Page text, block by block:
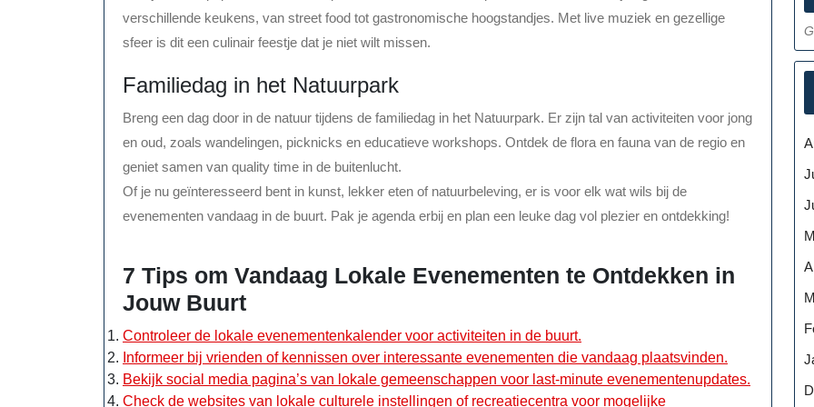
verschillende keukens, van street food tot gastronomische hoogstandjes. Met live muziek en gezellige
sfeer is dit een culinair feestje dat je niet wilt missen.
Familiedag in het Natuurpark
Breng een dag door in de natuur tijdens de familiedag in het Natuurpark. Er zijn tal van activiteiten voor jong
en oud, zoals wandelingen, picknicks en educatieve workshops. Ontdek de flora en fauna van de regio en
geniet samen van quality time in de buitenlucht.
Of je nu geïnteresseerd bent in kunst, lekker eten of natuurbeleving, er is voor elk wat wils bij de
evenementen vandaag in de buurt. Pak je agenda erbij en plan een leuke dag vol plezier en ontdekking!
7 Tips om Vandaag Lokale Evenementen te Ontdekken in
Jouw Buurt
Controleer de lokale evenementenkalender voor activiteiten in de buurt.
Informeer bij vrienden of kennissen over interessante evenementen die vandaag plaatsvinden.
Bekijk social media pagina’s van lokale gemeenschappen voor last-minute evenementenupdates.
Check de websites van lokale culturele instellingen of recreatiecentra voor mogelijke